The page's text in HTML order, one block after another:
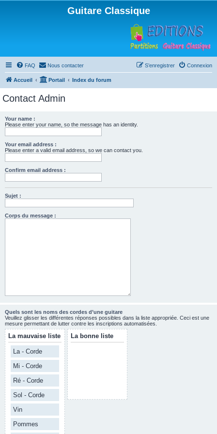
Guitare Classique
FAQ Nous contacter Connexion
S’enregistrer
Accueil Portail Index du forum
Contact Admin
Your name :
Please enter your name, so the message has an identity.
Your email address :
Please enter a valid email address, so we can contact you.
Confirm email address :
Sujet :
Corps du message :
Quels sont les noms des cordes d’une guitare
Veuillez glisser les différentes réponses possibles dans la liste appropriée. Ceci est une
mesure permettant de lutter contre les inscriptions automatisées.
La mauvaise liste
La - Corde
Mi - Corde
Ré - Corde
Sol - Corde
Vin
Pommes
La bonne liste